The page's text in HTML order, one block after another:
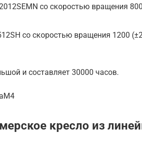
со скоростью вращения
со скоростью вращения 1200
и составляет 30000 часов.
кресло из